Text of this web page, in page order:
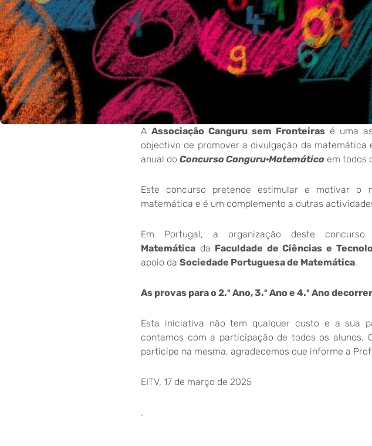
A Associação Canguru sem Fronteiras é uma
objectivo de promover a divulgação da matemática
anual do Concurso Canguru·Matemático em todos
Este concurso pretende estimular e motivar o
matemática e é um complemento a outras
Em Portugal, a organização deste
Matemática da Faculdade de Ciências e
apoio da Sociedade Portuguesa de Matemática.
As provas para o 2.º Ano, 3.º Ano e 4.º Ano
Esta iniciativa não tem qualquer custo e a sua
contamos com a participação de todos os alunos.
participe na mesma, agradecemos que informe a
EITV, 17 de março de 2025
.